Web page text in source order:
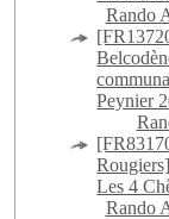
Rando
Peynier
Les 4
Rando